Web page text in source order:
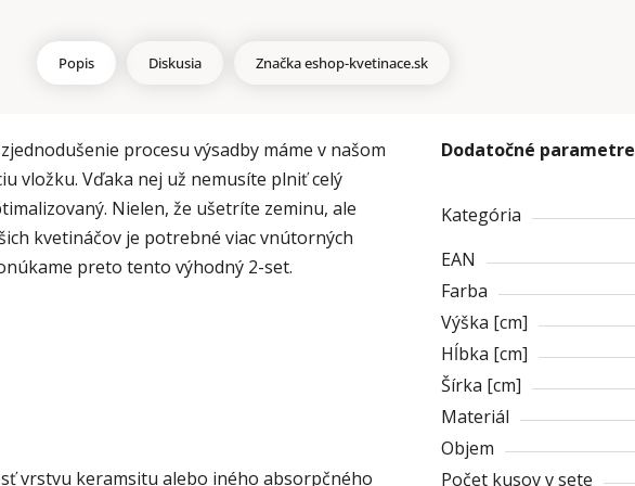
Popis Diskusia Značkaeshop-kvetinace.sk
procesu výsadby máme v našom
vložku. Vďaka nej už nemusíte plniť celý
Nielen, že ušetríte zeminu, ale
kvetináčov je potrebné viac vnútorných
preto tento výhodný 2-set.
vrstvu keramsitu alebo iného absorpčného
Dodatočné parametre
Kategória
EAN
Farba
Výška [cm]
Hĺbka [cm]
Šírka [cm]
Materiál
Objem
Počet kusov v sete